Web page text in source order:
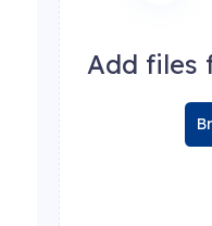
Add files